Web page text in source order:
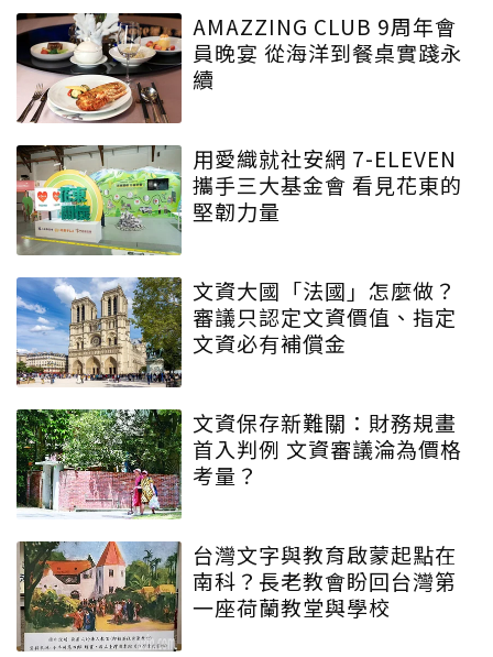
AMAZZING CLUB 9周年會
員晚宴 從海洋到餐桌實踐永
續
用愛織就社安網 7-ELEVEN
攜手三大基金會 看見花東的
堅韌力量
文資大國「法國」怎麼做？
審議只認定文資價值、指定
文資必有補償金
文資保存新難關：財務規畫
首入判例 文資審議淪為價格
考量？
台灣文字與教育啟蒙起點在
南科？長老教會盼回台灣第
一座荷蘭教堂與學校